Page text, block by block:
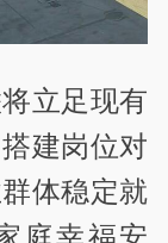
立足现有
建岗位对
体稳定就